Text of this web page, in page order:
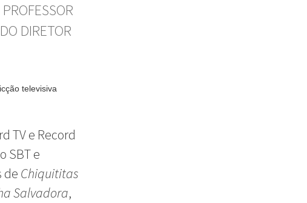
DIRETOR
televisiva
TV e Record
SBT e
de Chiquititas
Salvadora,